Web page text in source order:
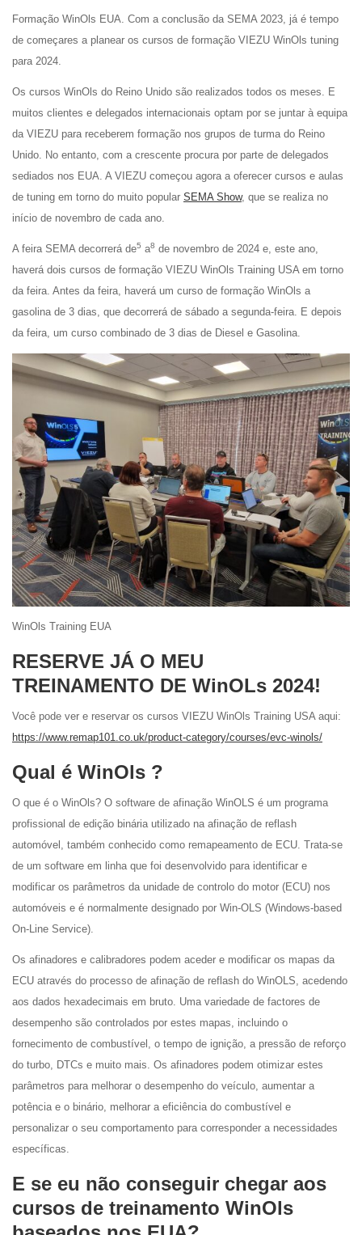
Formação WinOls EUA. Com a conclusão da SEMA 2023, já é tempo
de começares a planear os cursos de formação VIEZU WinOls tuning
para 2024.
Os cursos WinOls do Reino Unido são realizados todos os meses. E
muitos clientes e delegados internacionais optam por se juntar à equipa
da VIEZU para receberem formação nos grupos de turma do Reino
Unido. No entanto, com a crescente procura por parte de delegados
sediados nos EUA. A VIEZU começou agora a oferecer cursos e aulas
de tuning em torno do muito popular SEMA Show, que se realiza no
início de novembro de cada ano.
A feira SEMA decorrerá de5 a8 de novembro de 2024 e, este ano,
haverá dois cursos de formação VIEZU WinOls Training USA em torno
da feira. Antes da feira, haverá um curso de formação WinOls a
gasolina de 3 dias, que decorrerá de sábado a segunda-feira. E depois
da feira, um curso combinado de 3 dias de Diesel e Gasolina.
WinOls Training EUA
RESERVE JÁ O MEU
TREINAMENTO DE WinOLs 2024!
Você pode ver e reservar os cursos VIEZU WinOls Training USA aqui:
https://www.remap101.co.uk/product-category/courses/evc-winols/
Qual é WinOls ?
O que é o WinOls? O software de afinação WinOLS é um programa
profissional de edição binária utilizado na afinação de reflash
automóvel, também conhecido como remapeamento de ECU. Trata-se
de um software em linha que foi desenvolvido para identificar e
modificar os parâmetros da unidade de controlo do motor (ECU) nos
automóveis e é normalmente designado por Win-OLS (Windows-based
On-Line Service).
Os afinadores e calibradores podem aceder e modificar os mapas da
ECU através do processo de afinação de reflash do WinOLS, acedendo
aos dados hexadecimais em bruto. Uma variedade de factores de
desempenho são controlados por estes mapas, incluindo o
fornecimento de combustível, o tempo de ignição, a pressão de reforço
do turbo, DTCs e muito mais. Os afinadores podem otimizar estes
parâmetros para melhorar o desempenho do veículo, aumentar a
potência e o binário, melhorar a eficiência do combustível e
personalizar o seu comportamento para corresponder a necessidades
específicas.
E se eu não conseguir chegar aos
cursos de treinamento WinOls